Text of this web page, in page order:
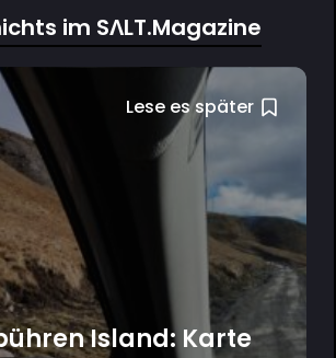
im SΛLT.Magazine
Lese es später
Island: Karte